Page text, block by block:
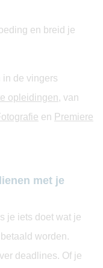
en breid je
de vingers
opleidingen, van
en Premiere
met je
je iets doet wat je
worden.
deadlines. Of je